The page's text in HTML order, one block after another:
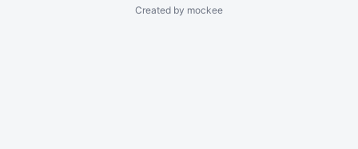
Created by mockee